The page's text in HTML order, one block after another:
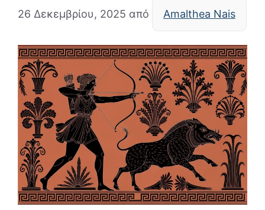
26 Δεκεμβρίου, 2025 από Amalthea Nais